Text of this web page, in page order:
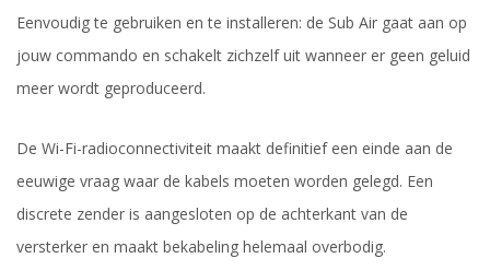
Eenvoudig te gebruiken en te installeren: de Sub Air gaat aan op
jouw commando en schakelt zichzelf uit wanneer er geen geluid
meer wordt geproduceerd.
De Wi-Fi-radioconnectiviteit maakt definitief een einde aan de
eeuwige vraag waar de kabels moeten worden gelegd. Een
discrete zender is aangesloten op de achterkant van de
versterker en maakt bekabeling helemaal overbodig.